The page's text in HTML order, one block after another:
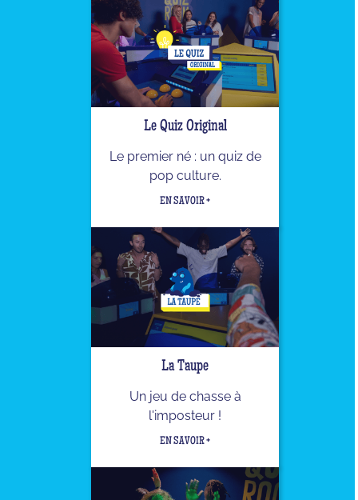
Le Quiz Original
Le premier né : un quiz de
pop culture.
EN SAVOIR +
La Taupe
Un jeu de chasse à
l'imposteur !
EN SAVOIR +